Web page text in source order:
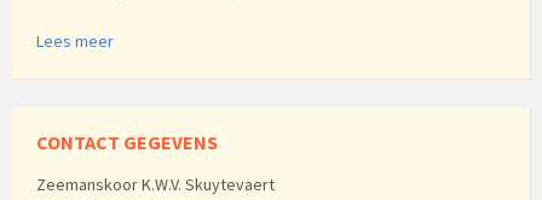
Lees meer
CONTACT GEGEVENS
Zeemanskoor K.W.V. Skuytevaert